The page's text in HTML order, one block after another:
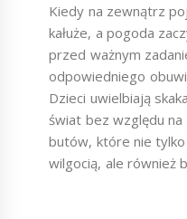
Kiedy na zewnątrz
kałuże, a pogoda
przed ważnym
odpowiedniego
Dzieci uwielbiają
świat bez względu
butów, które nie
wilgocią, ale również